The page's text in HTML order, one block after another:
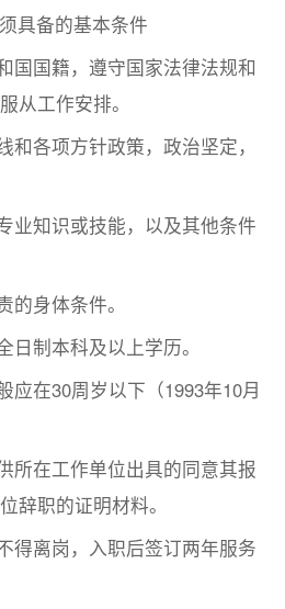
具备的基本条件
国国籍，遵守国家法律法规和
从工作安排。
和各项方针政策，政治坚定，
业知识或技能，以及其他条件
的身体条件。
日制本科及以上学历。
应在30周岁以下（1993年10月
所在工作单位出具的同意其报
辞职的证明材料。
得离岗，入职后签订两年服务